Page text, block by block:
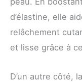
d’élastine, elle
relâchement
et lisse grâce à
D’un autre côté,